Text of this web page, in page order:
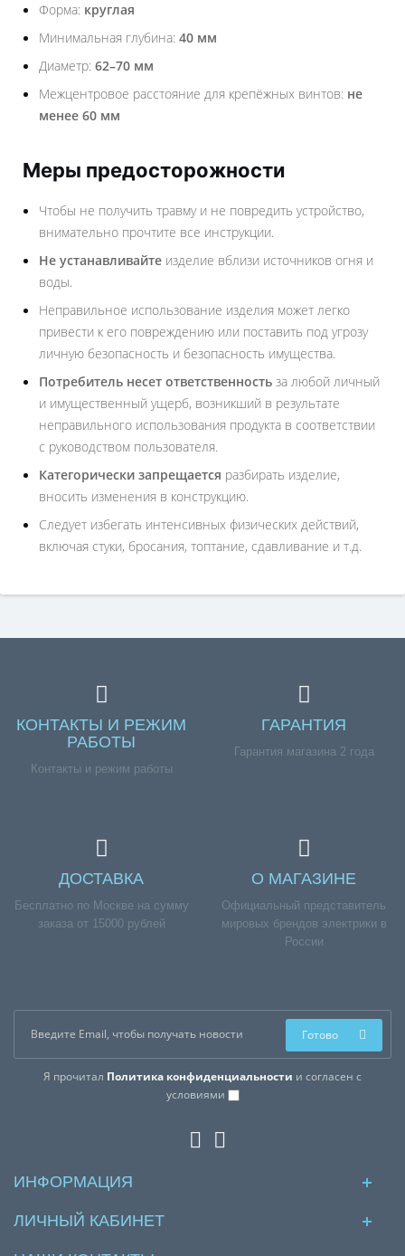
Форма: круглая
Минимальная глубина: 40 мм
Диаметр: 62–70 мм
Межцентровое расстояние для крепёжных винтов: не
менее 60 мм
Меры предосторожности
Чтобы не получить травму и не повредить устройство,
внимательно прочтите все инструкции.
Не устанавливайте изделие вблизи источников огня и
воды.
Неправильное использование изделия может легко
привести к его повреждению или поставить под угрозу
личную безопасность и безопасность имущества.
Потребитель несет ответственность за любой личный
и имущественный ущерб, возникший в результате
неправильного использования продукта в соответствии
с руководством пользователя.
Категорически запрещается разбирать изделие,
вносить изменения в конструкцию.
Следует избегать интенсивных физических действий,
включая стуки, бросания, топтание, сдавливание и т.д.
КОНТАКТЫ И РЕЖИМ
РАБОТЫ
Контакты и режим работы
ГАРАНТИЯ
Гарантия магазина 2 года
ДОСТАВКА
Бесплатно по Москве на сумму
заказа от 15000 рублей
О МАГАЗИНЕ
Официальный представитель
мировых брендов электрики в
России
Я прочитал Политика конфиденциальности и согласен с
условиями
Готово
ИНФОРМАЦИЯ
ЛИЧНЫЙ КАБИНЕТ